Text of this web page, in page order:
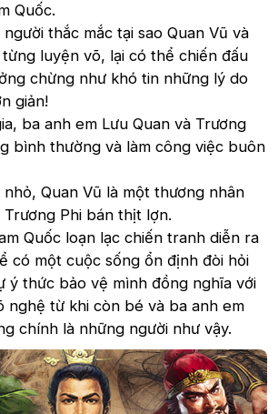
Quốc.
thắc mắc tại sao Quan Vũ và
luyện võ, lại có thể chiến đấu
chừng như khó tin những lý do
giản!
ba anh em Lưu Quan và Trương
bình thường và làm công việc buôn
Quan Vũ là một thương nhân
Phi bán thịt lợn.
Quốc loạn lạc chiến tranh diễn ra
có một cuộc sống ổn định đòi hỏi
ý thức bảo vệ mình đồng nghĩa với
nghệ từ khi còn bé và ba anh em
chính là những người như vậy.